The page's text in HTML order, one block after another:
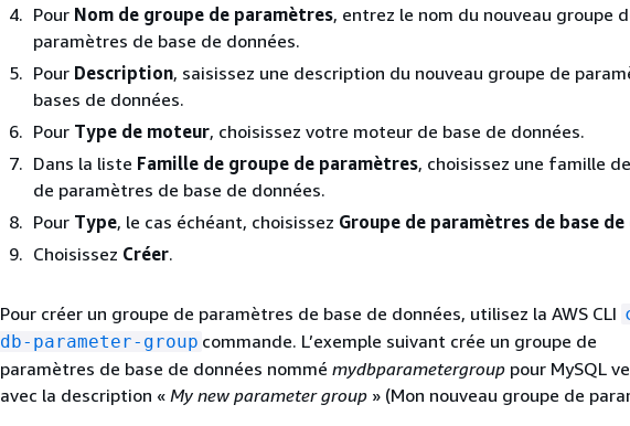
Pour Nom de groupe de paramètres, entrez le nom du nouveau groupe
paramètres de base de données.
Pour Description, saisissez une description du nouveau groupe de
bases de données.
Pour Type de moteur, choisissez votre moteur de base de données.
Dans la liste Famille de groupe de paramètres, choisissez une famille
de paramètres de base de données.
Pour Type, le cas échéant, choisissez Groupe de paramètres de base de
Choisissez Créer.
Pour créer un groupe de paramètres de base de données, utilisez la AWS CLI
db-parameter-group commande. L’exemple suivant crée un groupe de
paramètres de base de données nommé mydbparametergroup pour MySQL
avec la description « My new parameter group » (Mon nouveau groupe de